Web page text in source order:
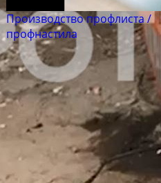
Производство профлиста /
профнастила